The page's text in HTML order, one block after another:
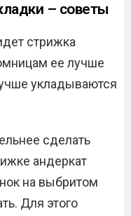
– советы
стрижка
ее лучше
укладываются
сделать
андеркат
на выбритом
Для этого